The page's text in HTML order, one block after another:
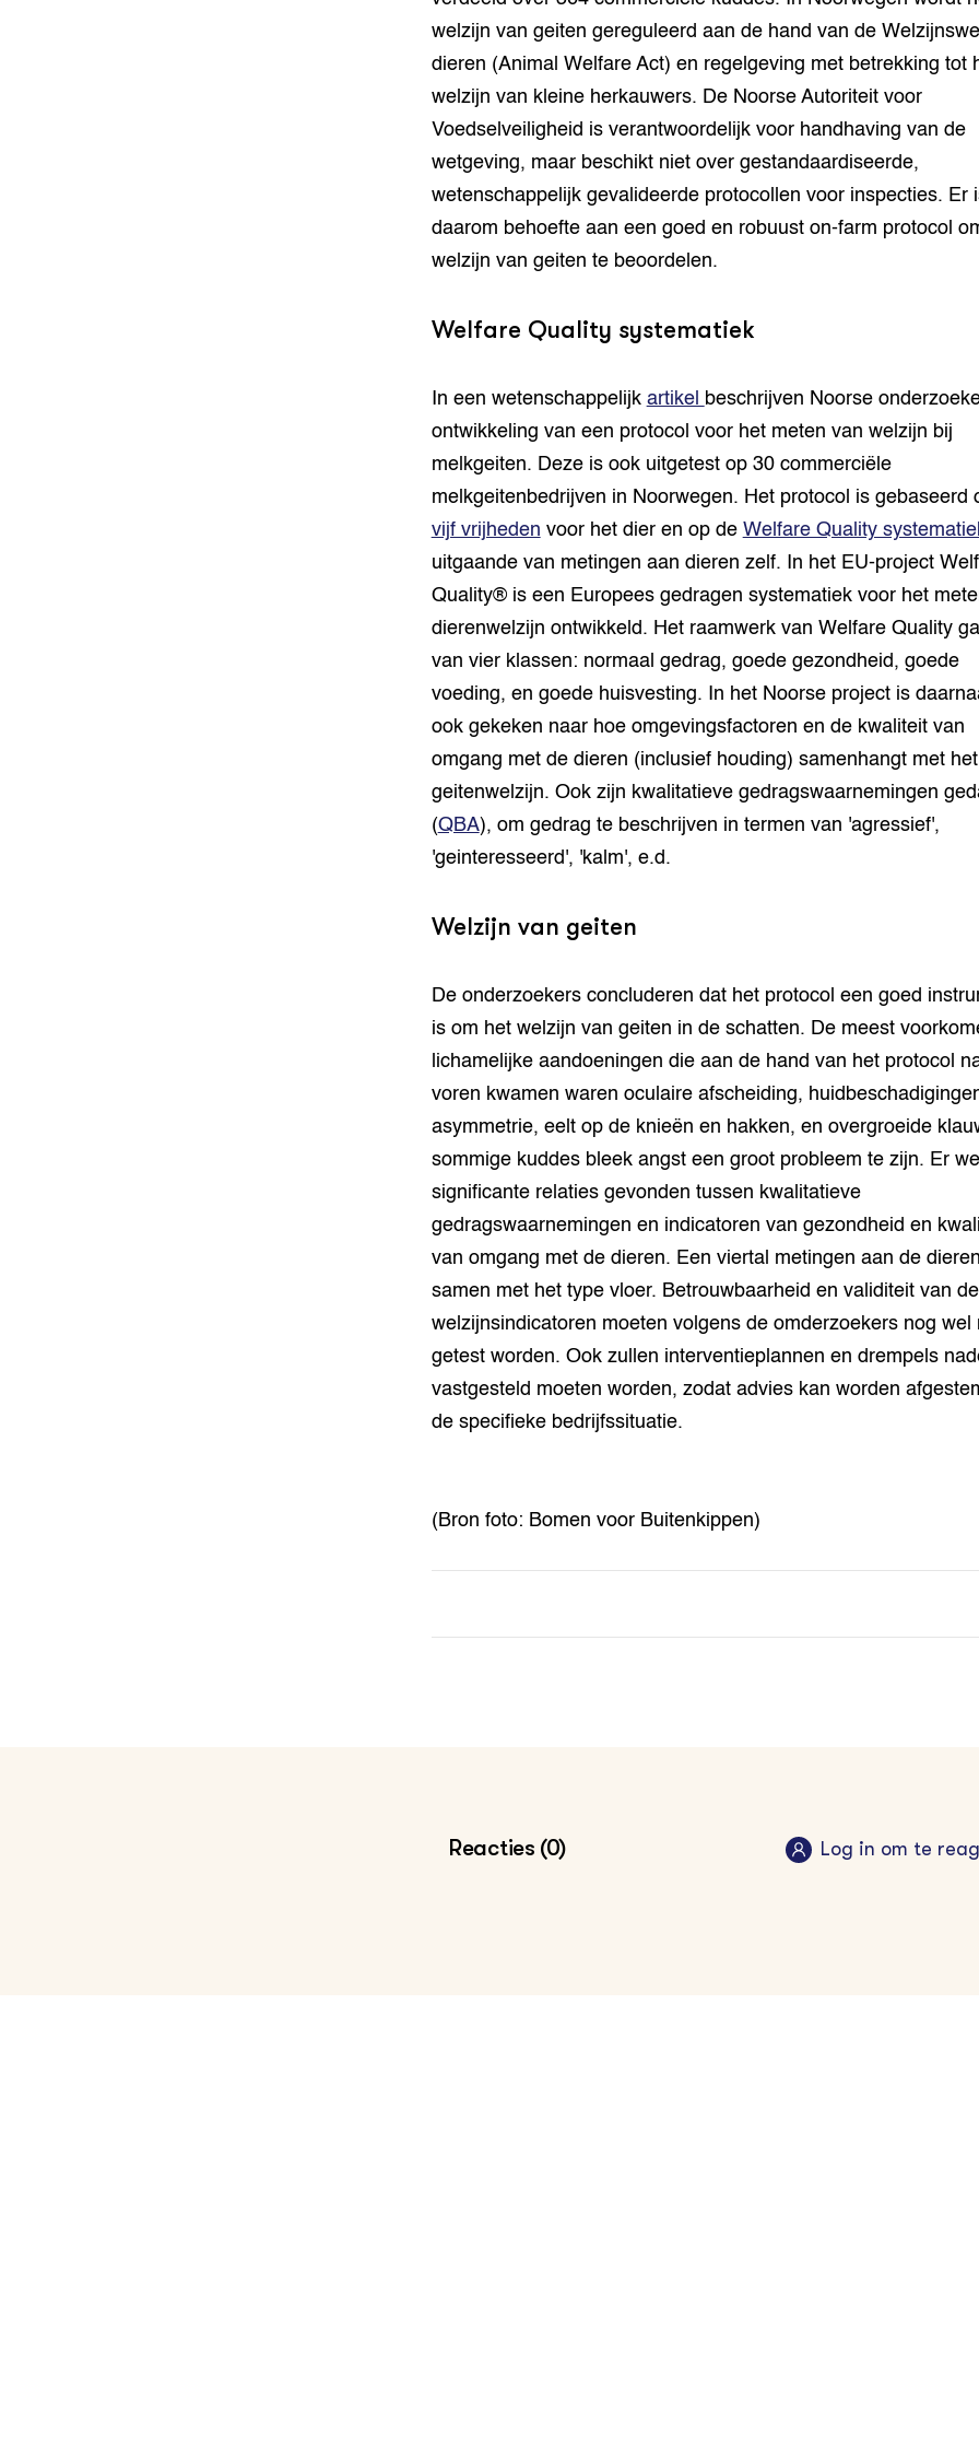
welzijn van geiten gereguleerd aan de hand van de
dieren (Animal Welfare Act) en regelgeving met betrekking tot
welzijn van kleine herkauwers. De Noorse Autoriteit voor
Voedselveiligheid is verantwoordelijk voor handhaving van de
wetgeving, maar beschikt niet over gestandaardiseerde,
wetenschappelijk gevalideerde protocollen voor inspecties. Er
daarom behoefte aan een goed en robuust on-farm protocol
welzijn van geiten te beoordelen.
Welfare Quality systematiek
In een wetenschappelijk artikel
beschrijven Noorse
ontwikkeling van een protocol voor het meten van welzijn bij
melkgeiten. Deze is ook uitgetest op 30 commerciële
melkgeitenbedrijven in Noorwegen. Het protocol is gebaseerd
vijf vrijheden voor het dier en op de Welfare Quality
uitgaande van metingen aan dieren zelf. In het EU-project
Quality® is een Europees gedragen systematiek voor het
dierenwelzijn ontwikkeld. Het raamwerk van Welfare Quality
van vier klassen: normaal gedrag, goede gezondheid, goede
voeding, en goede huisvesting. In het Noorse project is
ook gekeken naar hoe omgevingsfactoren en de kwaliteit van
omgang met de dieren (inclusief houding) samenhangt met het
geitenwelzijn. Ook zijn kwalitatieve gedragswaarnemingen
(QBA), om gedrag te beschrijven in termen van 'agressief',
'geinteresseerd', 'kalm', e.d.
Welzijn van geiten
De onderzoekers concluderen dat het protocol een goed
is om het welzijn van geiten in de schatten. De meest
lichamelijke aandoeningen die aan de hand van het protocol
voren kwamen waren oculaire afscheiding,
asymmetrie, eelt op de knieën en hakken, en overgroeide
sommige kuddes bleek angst een groot probleem te zijn. Er
significante relaties gevonden tussen kwalitatieve
gedragswaarnemingen en indicatoren van gezondheid en
van omgang met de dieren. Een viertal metingen aan de
samen met het type vloer. Betrouwbaarheid en validiteit van de
welzijnsindicatoren moeten volgens de omderzoekers nog wel
getest worden. Ook zullen interventieplannen en drempels
vastgesteld moeten worden, zodat advies kan worden
de specifieke bedrijfssituatie.
(Bron foto: Bomen voor Buitenkippen)
Reacties (0) Log in om te